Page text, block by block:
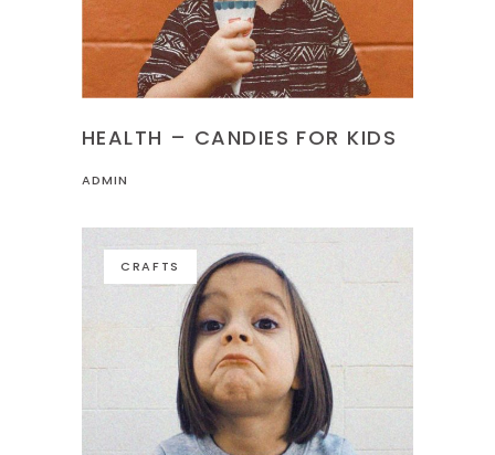
HEALTH – CANDIES FOR KIDS
ADMIN
CRAFTS